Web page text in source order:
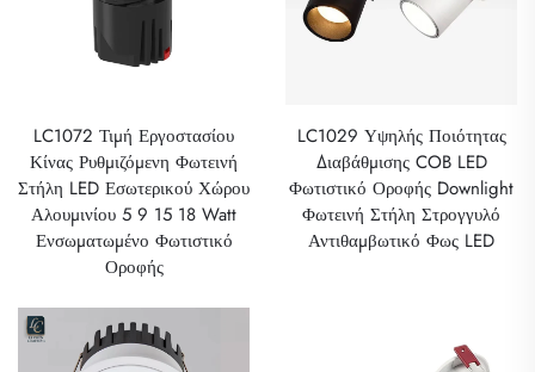
LC1072 Τιμή Εργοστασίου
Κίνας Ρυθμιζόμενη Φωτεινή
Στήλη LED Εσωτερικού Χώρου
Αλουμινίου 5 9 15 18 Watt
Ενσωματωμένο Φωτιστικό
Οροφής
LC1029 Υψηλής Ποιότητας
Διαβάθμισης COB LED
Φωτιστικό Οροφής Downlight
Φωτεινή Στήλη Στρογγυλό
Αντιθαμβωτικό Φως LED